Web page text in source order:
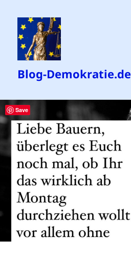
Blog-Demokratie.de
Save